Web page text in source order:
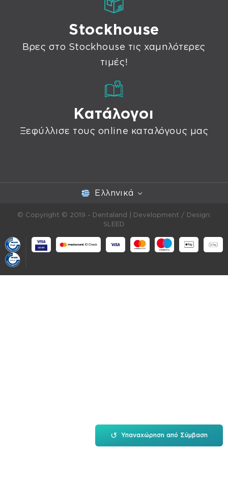
Stockhouse
Βρες στο Stockhouse τις χαμηλότερες
τιμές!
Κατάλογοι
Ξεφύλλισε τους online καταλόγους μας
↺ Υπαναχώρηση από Σύμβαση
Ελληνικά
© Copyright © 2019 - Dentaland |
Development / Design:
SLEED